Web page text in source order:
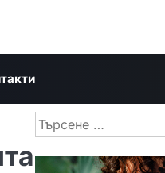
Търсене
за: